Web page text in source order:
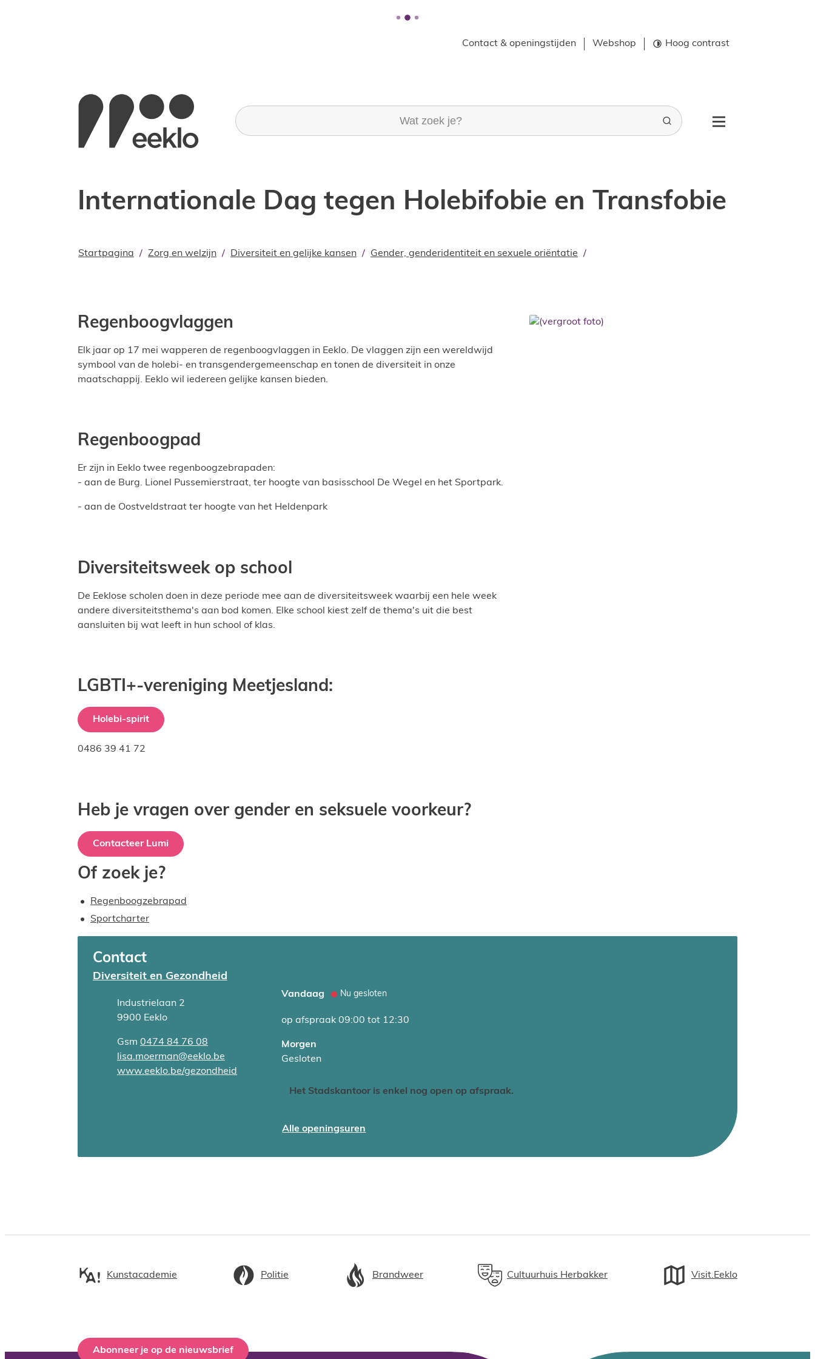
Contact & openingstijden Webshop Hoog contrast
Stad Eeklo
Wat zoek je?
Zoeken Menu
Internationale Dag tegen Holebifobie en Transfobie
Startpagina Zorg en welzijn Diversiteit en gelijke kansen Gender, genderidentiteit en sexuele oriëntatie
Regenboogvlaggen
Elk jaar op 17 mei wapperen de regenboogvlaggen in Eeklo. De vlaggen zijn een wereldwijd
symbool van de holebi- en transgendergemeenschap en tonen de diversiteit in onze
maatschappij. Eeklo wil iedereen gelijke kansen bieden.
Regenboogpad
Er zijn in Eeklo twee regenboogzebrapaden:
- aan de Burg. Lionel Pussemierstraat, ter hoogte van basisschool De Wegel en het Sportpark.
- aan de Oostveldstraat ter hoogte van het Heldenpark
Diversiteitsweek op school
De Eeklose scholen doen in deze periode mee aan de diversiteitsweek waarbij een hele week
andere diversiteitsthema's aan bod komen. Elke school kiest zelf de thema's uit die best
aansluiten bij wat leeft in hun school of klas.
LGBTI+-vereniging Meetjesland:
Holebi-spirit
0486 39 41 72
Heb je vragen over gender en seksuele voorkeur?
Contacteer Lumi
Of zoek je?
Regenboogzebrapad
Sportcharter
Contact
Diversiteit en Gezondheid
Industrielaan 2
,9900 Eeklo
0474 84 76 08
E-maillisa.moerman@eeklo.be
Websitewww.eeklo.be/gezondheid
Vandaag Nu gesloten
op afspraak 09:00 tot 12:30
Morgen
Gesloten
Het Stadskantoor is enkel nog open op afspraak.
Alle openingsuren
Kunstacademie Politie Brandweer Cultuurhuis Herbakker Visit.Eeklo
Abonneer je op de nieuwsbrief